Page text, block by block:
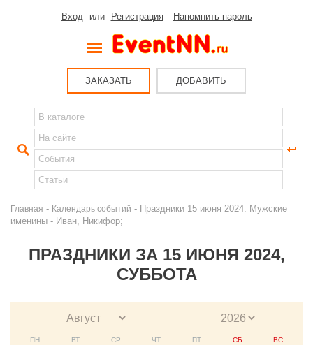
Вход или Регистрация Напомнить пароль
ЗАКАЗАТЬ ДОБАВИТЬ
Главная - Календарь событий - Праздники 15 июня 2024: Мужские
именины - Иван, Никифор;
ПРАЗДНИКИ ЗА 15 ИЮНЯ 2024,
СУББОТА
ПН ВТ СР ЧТ ПТ СБ ВС